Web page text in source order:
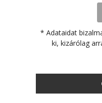
* Adataidat
ki, kizárólag